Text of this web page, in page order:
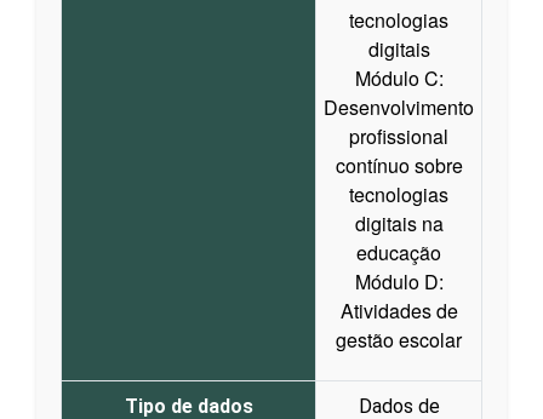
tecnologias
digitais
Módulo C:
Desenvolvimento
profissional
contínuo sobre
tecnologias
digitais na
educação
Módulo D:
Atividades de
gestão escolar
Tipo de dados
Dados de